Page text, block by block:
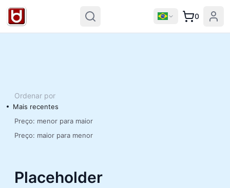
0
Ordenar por
Mais recentes
Preço: menor para maior
Preço: maior para menor
Placeholder